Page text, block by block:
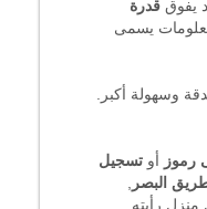
قدرة
المؤقت بالمعلومات يسمى
وسهولة أكبر.
رموز أو تسجيل
البصر
رأيته